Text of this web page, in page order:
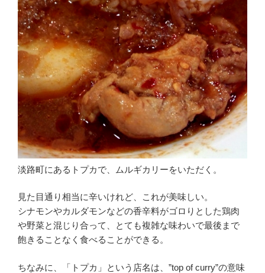
淡路町にあるトプカで、ムルギカリーをいただく。
見た目通り相当に辛いけれど、これが美味しい。
シナモンやカルダモンなどの香辛料がゴロりとした鶏肉
や野菜と混じり合って、とても複雑な味わいで最後まで
飽きることなく食べることができる。
ちなみに、「トプカ」という店名は、”top of curry”の意味